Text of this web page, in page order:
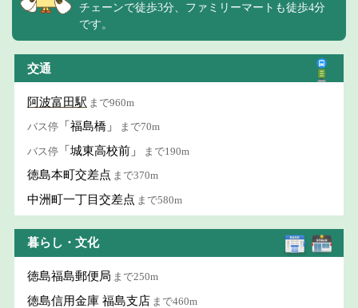
チェーンで徒歩3分、ファミリーマートも徒歩4分
です。
交通
阿波富田駅 まで960m
バス停 「福島橋」 まで70m
バス停 「城東高校前」 まで190m
徳島本町交差点 まで370m
中洲町一丁目交差点 まで580m
暮らし・文化
徳島福島郵便局 まで250m
徳島信用金庫 福島支店 まで460m